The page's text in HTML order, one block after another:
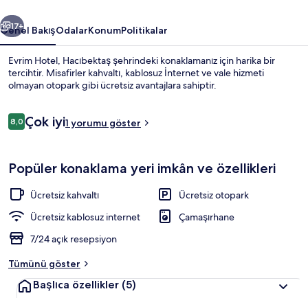
Standard Üç Kişilik Oda | Minibar,
Sonraki
17+
Genel BakışOdalarKonumPolitikalar
Evrim Hotel, Hacıbektaş şehrindeki konaklamanız için harika bir
tercihtir. Misafirler kahvaltı, kablosuz İnternet ve vale hizmeti
olmayan otopark gibi ücretsiz avantajlara sahiptir.
Yorumlar
8,08,0/10
Çok iyi1 yorumu göster
Popüler konaklama yeri imkân ve özellikleri
Ücretsiz kahvaltı
Ücretsiz otopark
Ücretsiz kablosuz internet
Çamaşırhane
7/24 açık resepsiyon
Tümünü göster
Başlıca özellikler (5)